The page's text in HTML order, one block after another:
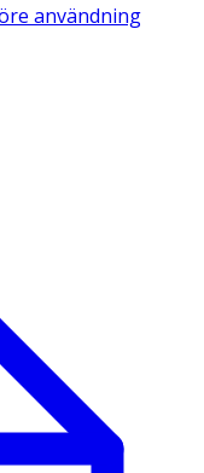
användning